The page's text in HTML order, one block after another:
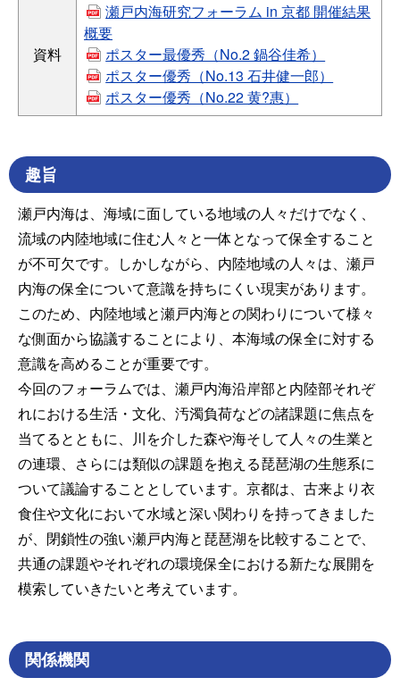
資料
瀬戸内海研究フォーラム in 京都 開催結果
概要
ポスター最優秀（No.2 鍋谷佳希）
ポスター優秀（No.13 石井健一郎）
ポスター優秀（No.22 黄?惠）
趣旨
瀬戸内海は、海域に面している地域の人々だけでなく、
流域の内陸地域に住む人々と一体となって保全すること
が不可欠です。しかしながら、内陸地域の人々は、瀬戸
内海の保全について意識を持ちにくい現実があります。
このため、内陸地域と瀬戸内海との関わりについて様々
な側面から協議することにより、本海域の保全に対する
意識を高めることが重要です。
今回のフォーラムでは、瀬戸内海沿岸部と内陸部それぞ
れにおける生活・文化、汚濁負荷などの諸課題に焦点を
当てるとともに、川を介した森や海そして人々の生業と
の連環、さらには類似の課題を抱える琵琶湖の生態系に
ついて議論することとしています。京都は、古来より衣
食住や文化において水域と深い関わりを持ってきました
が、閉鎖性の強い瀬戸内海と琵琶湖を比較することで、
共通の課題やそれぞれの環境保全における新たな展開を
模索していきたいと考えています。
関係機関